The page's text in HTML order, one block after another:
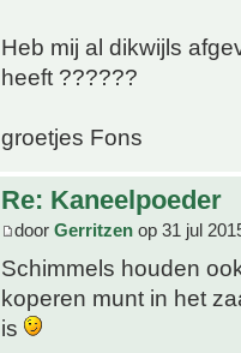
Heb mij al dikwijls
heeft ??????
groetjes Fons
Re: Kaneelpoeder
door Gerritzen op 31 jul
Schimmels houden
koperen munt in het
is